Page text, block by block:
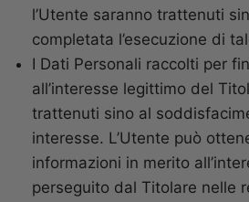
l’Utente saranno trattenuti
completata l’esecuzione di
I Dati Personali raccolti per
all’interesse legittimo del
trattenuti sino al
interesse. L’Utente può
informazioni in merito
perseguito dal Titolare nelle